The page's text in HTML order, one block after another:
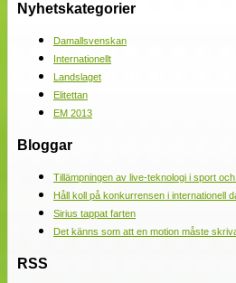
Nyhetskategorier
Damallsvenskan
Internationellt
Landslaget
Elitettan
EM 2013
Bloggar
Tillämpningen av live-teknologi i sport
Håll koll på konkurrensen i internationell
Sirius tappat farten
Det känns som att en motion måste
RSS